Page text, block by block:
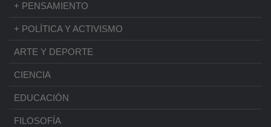
+ PENSAMIENTO
+ POLÍTICA Y ACTIVISMO
ARTE Y DEPORTE
CIENCIA
EDUCACIÓN
FILOSOFÍA